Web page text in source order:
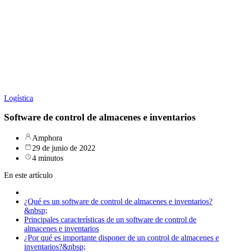
Logística
Software de control de almacenes e inventarios
Amphora
29 de junio de 2022
4 minutos
En este artículo
¿Qué es un software de control de almacenes e inventarios?
&nbsp;
Principales características de un software de control de
almacenes e inventarios
¿Por qué es importante disponer de un control de almacenes e
inventarios?&nbsp;